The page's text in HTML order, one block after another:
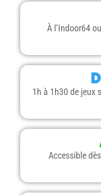
À l’Indoor64
1h à 1h30 de jeux
Accessible